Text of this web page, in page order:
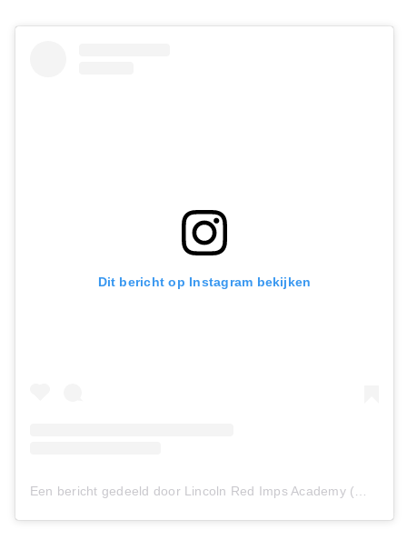
Dit bericht op Instagram bekijken
Een bericht gedeeld door Lincoln Red Imps Academy (@redimpsacademy)